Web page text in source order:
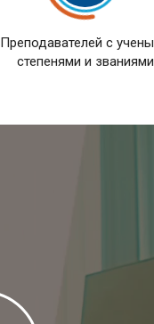
Преподавателей с
степенями и званиями